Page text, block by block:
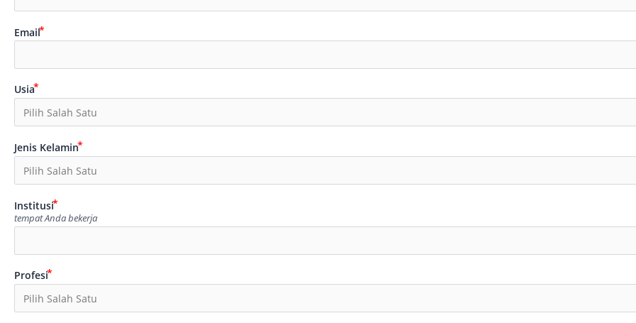
Email
Usia
Jenis Kelamin
Institusi
tempat Anda bekerja
Profesi